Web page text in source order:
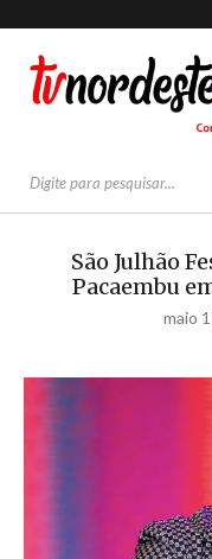
São Julhão
Pacaembu
maio